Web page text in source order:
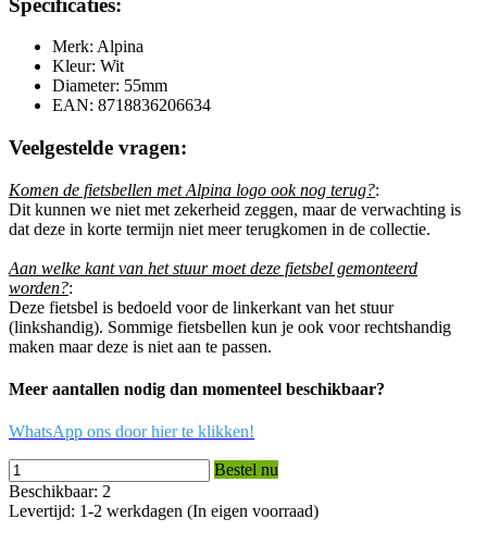
Specificaties:
Merk: Alpina
Kleur: Wit
Diameter: 55mm
EAN: 8718836206634
Veelgestelde vragen:
Komen de fietsbellen met Alpina logo ook nog terug?:
Dit kunnen we niet met zekerheid zeggen, maar de verwachting is
dat deze in korte termijn niet meer terugkomen in de collectie.
Aan welke kant van het stuur moet deze fietsbel gemonteerd
worden?:
Deze fietsbel is bedoeld voor de linkerkant van het stuur
(linkshandig). Sommige fietsbellen kun je ook voor rechtshandig
maken maar deze is niet aan te passen.
Meer aantallen nodig dan momenteel beschikbaar?
WhatsApp ons door hier te klikken!
Bestel nu
Beschikbaar: 2
Levertijd: 1-2 werkdagen (In eigen voorraad)